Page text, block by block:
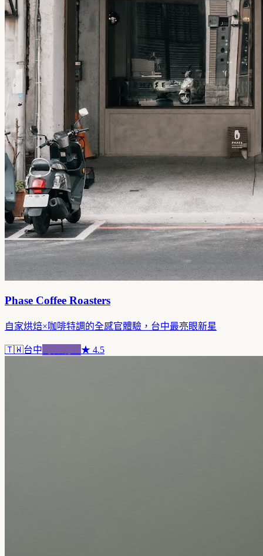
Phase Coffee Roasters
自家烘焙×咖啡特調的全感官體驗，台中最亮眼新星
🇹🇼台中 ★ 4.5